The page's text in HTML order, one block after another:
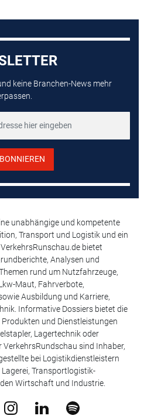
keine Branchen-News mehr
unabhängige und kompetente
Transport und Logistik und ein
bietet
Analysen und
rund um Nutzfahrzeuge,
Maut, Fahrverbote,
Ausbildung und Karriere,
Informative Dossiers bietet die
und Dienstleistungen
Lagertechnik oder
VerkehrsRundschau sind Inhaber,
bei Logistikdienstleistern
Transportlogistik-
Wirtschaft und Industrie.